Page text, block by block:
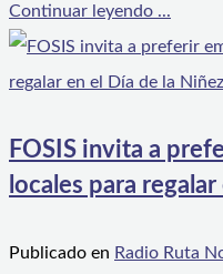
Continuar leyendo ...
FOSIS invita a
locales para
Publicado en Radio Ruta